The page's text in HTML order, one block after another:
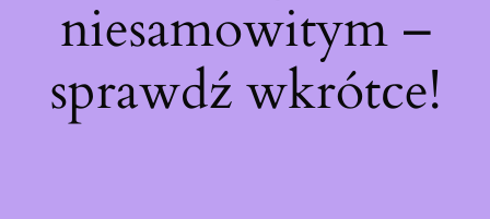
niesamowitym –
sprawdź wkrótce!